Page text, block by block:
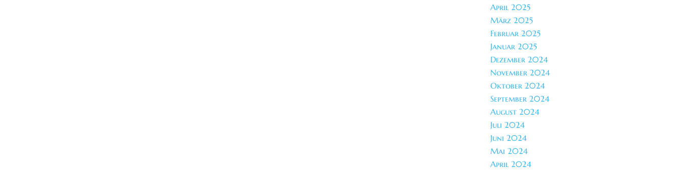
April 2025
März 2025
Februar 2025
Januar 2025
Dezember 2024
November 2024
Oktober 2024
September 2024
August 2024
Juli 2024
Juni 2024
Mai 2024
April 2024